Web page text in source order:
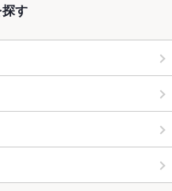
す